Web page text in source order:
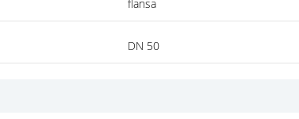
flansa
DN 50